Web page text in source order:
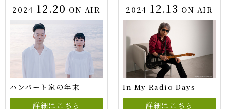
2024 12.20 ON AIR
ハンバート家の年末
詳細はこちら
2024 12.13 ON AIR
In My Radio Days
詳細はこちら